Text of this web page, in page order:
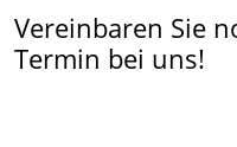
Vereinbaren Sie
Termin bei uns!